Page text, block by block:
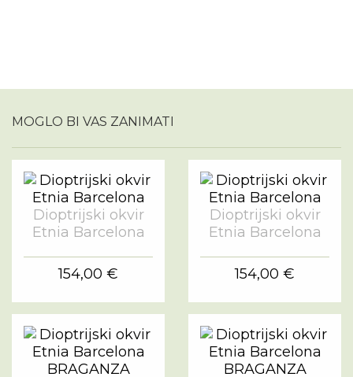
MOGLO BI VAS ZANIMATI
Dioptrijski okvir
Etnia Barcelona
154,00 €
Dioptrijski okvir
Etnia Barcelona
154,00 €